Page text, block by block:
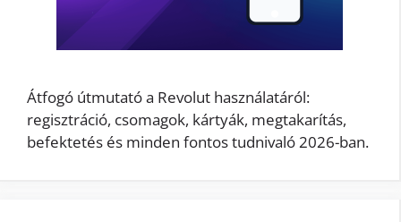
Átfogó útmutató a Revolut használatáról:
regisztráció, csomagok, kártyák, megtakarítás,
befektetés és minden fontos tudnivaló 2026-ban.